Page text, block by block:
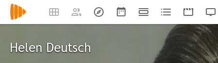
Helen Deutsch